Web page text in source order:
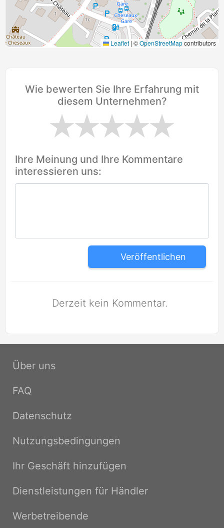
Leaflet | ©OpenStreetMapcontributors
Wie bewerten Sie Ihre Erfahrung mit
diesem Unternehmen?
Ihre Meinung und Ihre Kommentare
interessieren uns:
Veröffentlichen
Derzeit kein Kommentar.
Über uns
FAQ
Datenschutz
Nutzungsbedingungen
Ihr Geschäft hinzufügen
Dienstleistungen für Händler
Werbetreibende